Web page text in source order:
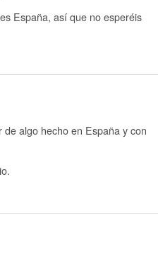
España, así que no esperéis
algo hecho en España y con